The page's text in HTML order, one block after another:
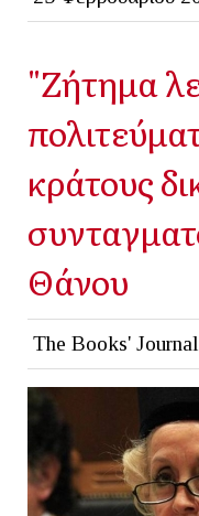
"Ζήτημα
κράτους
Θάνου
The Books' Journal